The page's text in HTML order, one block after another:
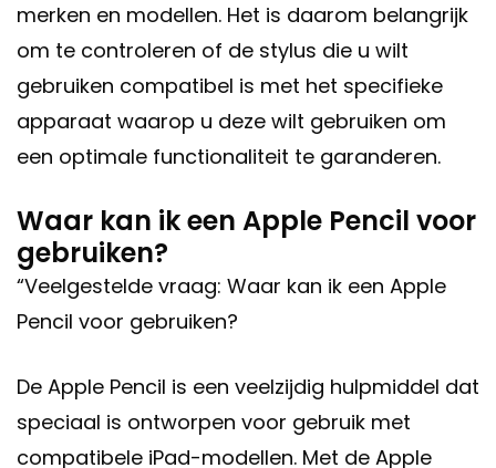
merken en modellen. Het is daarom belangrijk
om te controleren of de stylus die u wilt
gebruiken compatibel is met het specifieke
apparaat waarop u deze wilt gebruiken om
een optimale functionaliteit te garanderen.
Waar kan ik een Apple Pencil voor
gebruiken?
“Veelgestelde vraag: Waar kan ik een Apple
Pencil voor gebruiken?
De Apple Pencil is een veelzijdig hulpmiddel dat
speciaal is ontworpen voor gebruik met
compatibele iPad-modellen. Met de Apple